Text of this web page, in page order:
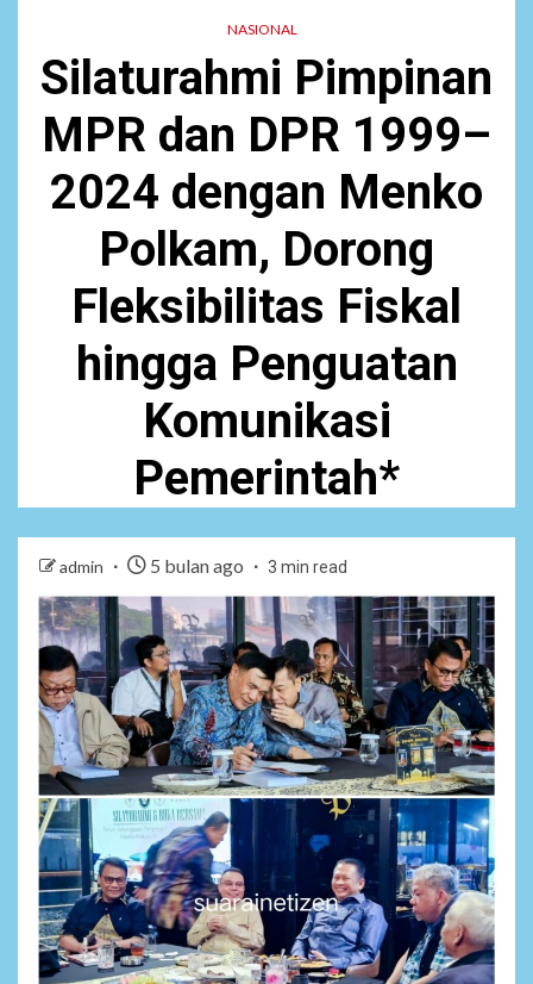
NASIONAL
Silaturahmi Pimpinan
MPR dan DPR 1999–
2024 dengan Menko
Polkam, Dorong
Fleksibilitas Fiskal
hingga Penguatan
Komunikasi
Pemerintah*
admin 5 bulan ago 3 min read